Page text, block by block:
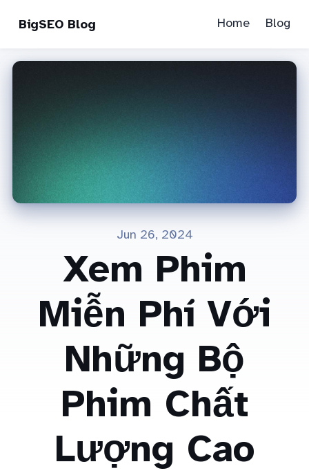
BigSEO Blog Home Blog
Jun 26, 2024
Xem Phim
Miễn Phí Với
Những Bộ
Phim Chất
Lượng Cao